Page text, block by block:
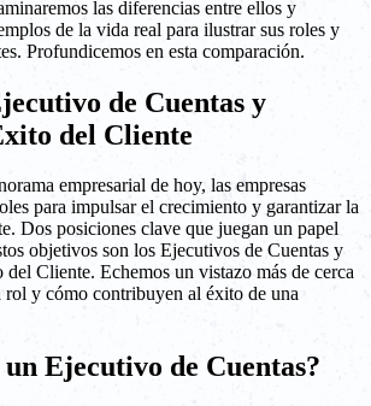
las diferencias entre ellos y
de la vida real para ilustrar sus roles y
Profundicemos en esta comparación.
de Cuentas y
del Cliente
empresarial de hoy, las empresas
para impulsar el crecimiento y garantizar la
Dos posiciones clave que juegan un papel
objetivos son los Ejecutivos de Cuentas y
del Cliente. Echemos un vistazo más de cerca
rol y cómo contribuyen al éxito de una
un Ejecutivo de Cuentas?